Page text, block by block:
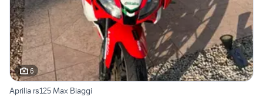
6
Aprilia rs125 Max Biaggi